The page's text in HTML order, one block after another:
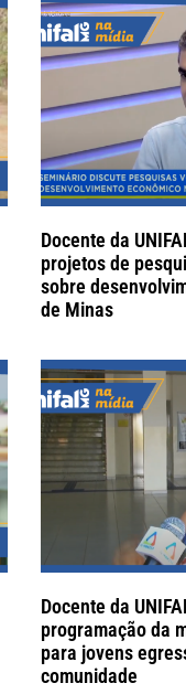
Docente da
projetos de
sobre
de Minas
Docente da
programação da
para jovens
comunidade